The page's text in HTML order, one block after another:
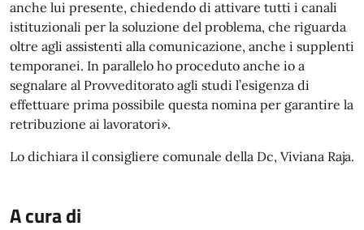
anche lui presente, chiedendo di attivare tutti i canali
istituzionali per la soluzione del problema, che riguarda
oltre agli assistenti alla comunicazione, anche i supplenti
temporanei. In parallelo ho proceduto anche io a
segnalare al Provveditorato agli studi l’esigenza di
effettuare prima possibile questa nomina per garantire la
retribuzione ai lavoratori».
Lo dichiara il consigliere comunale della Dc, Viviana Raja.
A cura di